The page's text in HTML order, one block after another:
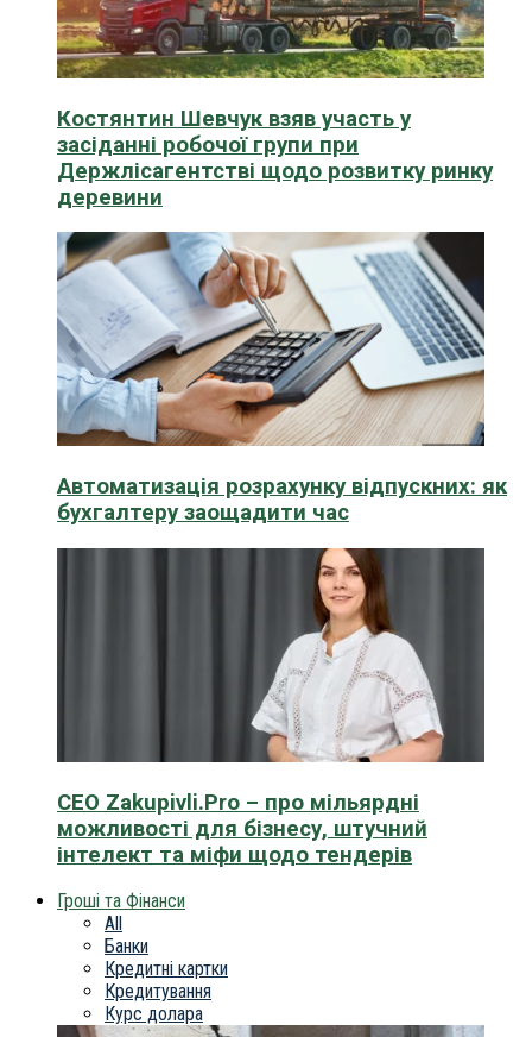
Костянтин Шевчук взяв участь у
засіданні робочої групи при
Держлісагентстві щодо розвитку ринку
деревини
Автоматизація розрахунку відпускних: як
бухгалтеру заощадити час
CEO Zakupivli.Pro – про мільярдні
можливості для бізнесу, штучний
інтелект та міфи щодо тендерів
Гроші та Фінанси
All
Банки
Кредитні картки
Кредитування
Курс долара